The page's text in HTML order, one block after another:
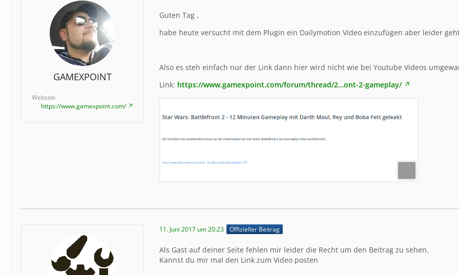
GAMEXPOINT
Website
https://www.gamexpoint.com/
Guten Tag ,
habe heute versucht mit dem Plugin ein Dailymotion Video einzufügen aber leider
Also es steh einfach nur der Link dann hier wird nicht wie bei Youtube Videos
Link: https://www.gamexpoint.com/forum/thread/2…ont-2-gameplay/
11. Juni 2017 um 20:23 Offizieller Beitrag
Als Gast auf deiner Seite fehlen mir leider die Recht um den Beitrag zu sehen.
Kannst du mir mal den Link zum Video posten